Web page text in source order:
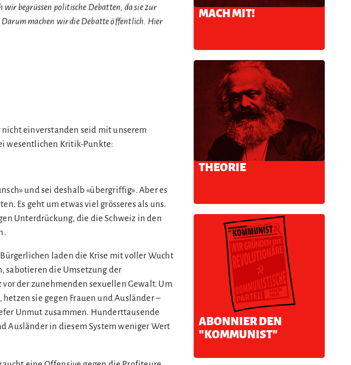
begrüssen politische Debatten, da sie zur
machen wir die Debatte öffentlich. Hier
einverstanden seid mit unserem
wesentlichen Kritik-Punkte:
und sei deshalb «übergriffig». Aber es
Es geht um etwas viel grösseres als uns.
Unterdrückung, die die Schweiz in den
laden die Krise mit voller Wucht
sabotieren die Umsetzung der
der zunehmenden sexuellen Gewalt. Um
sie gegen Frauen und Ausländer –
Unmut zusammen. Hunderttausende
Ausländer in diesem System weniger Wert
MACH MIT!
THEORIE
ABONNIER DEN
"KOMMUNIST"